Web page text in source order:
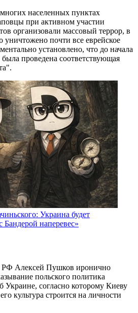
многих населенных пунктах
при активном участии
организовали массовый террор, в
уничтожено почти все еврейское
установлено, что до начала
проведена соответствующая
Украина будет
Бандерой наперевес»
РФ Алексей Пушков иронично
польского политика
Украине, согласно которому Киеву
культура строится на личности